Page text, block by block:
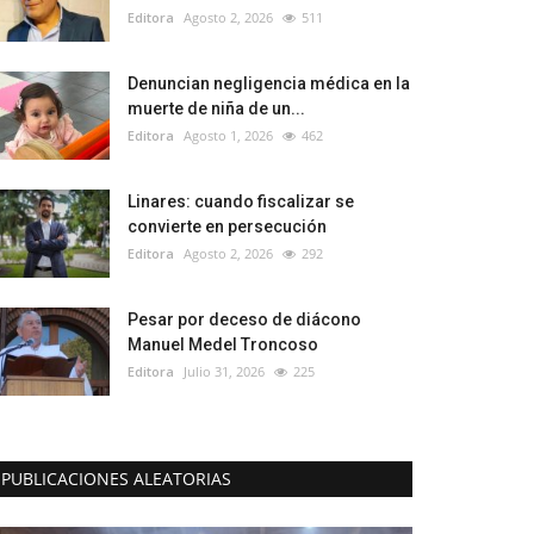
Editora Agosto 2, 2026 511
Denuncian negligencia médica en la
muerte de niña de un...
Editora Agosto 1, 2026 462
Linares: cuando fiscalizar se
convierte en persecución
Editora Agosto 2, 2026 292
Pesar por deceso de diácono
Manuel Medel Troncoso
Editora Julio 31, 2026 225
PUBLICACIONES ALEATORIAS